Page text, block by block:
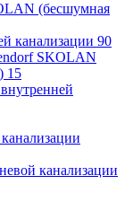
(бесшумная
канализации 90
SKOLAN
15
канализации